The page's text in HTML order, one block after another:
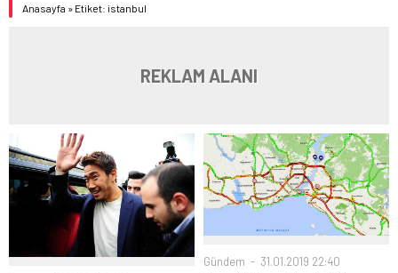
Anasayfa » Etiket: istanbul
REKLAM ALANI
Gündem 31.01.2019 22:40